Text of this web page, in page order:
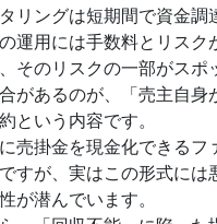
リングは短期間で資金調
運用には手数料とリスク
そのリスクの一部がスポ
があるのが、「売主自身
という内容です。
売掛金を現金化できるフ
すが、実はこの形式には
が潜んでいます。